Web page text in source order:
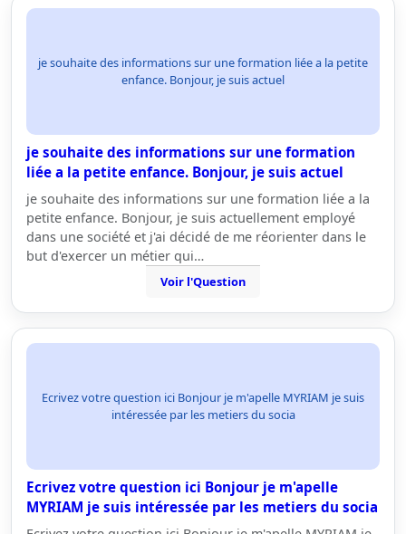
je souhaite des informations sur une formation liée a la petite
enfance. Bonjour, je suis actuel
je souhaite des informations sur une formation
liée a la petite enfance. Bonjour, je suis actuel
je souhaite des informations sur une formation liée a la
petite enfance. Bonjour, je suis actuellement employé
dans une société et j'ai décidé de me réorienter dans le
but d'exercer un métier qui…
Voir l'Question
Ecrivez votre question ici Bonjour je m'apelle MYRIAM je suis
intéressée par les metiers du socia
Ecrivez votre question ici Bonjour je m'apelle
MYRIAM je suis intéressée par les metiers du socia